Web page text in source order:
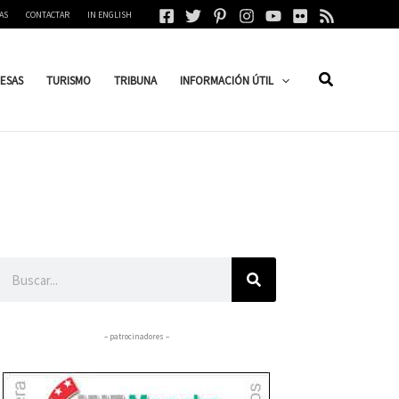
CONTACTAR IN ENGLISH
TURISMO TRIBUNA INFORMACIÓN ÚTIL
– patrocinadores –